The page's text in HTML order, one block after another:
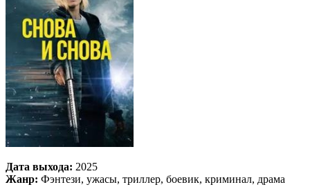
Дата выхода: 2025
Жанр: Фэнтези, ужасы, триллер, боевик, криминал, драма